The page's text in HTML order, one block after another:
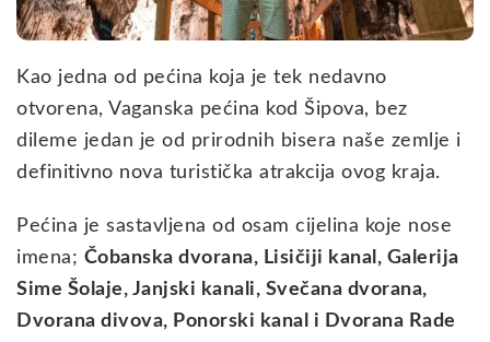
Kao jedna od pećina koja je tek nedavno
otvorena, Vaganska pećina kod Šipova, bez
dileme jedan je od prirodnih bisera naše zemlje i
definitivno nova turistička atrakcija ovog kraja.
Pećina je sastavljena od osam cijelina koje nose
imena; Čobanska dvorana, Lisičiji kanal, Galerija
Sime Šolaje, Janjski kanali, Svečana dvorana,
Dvorana divova, Ponorski kanal i Dvorana Rade